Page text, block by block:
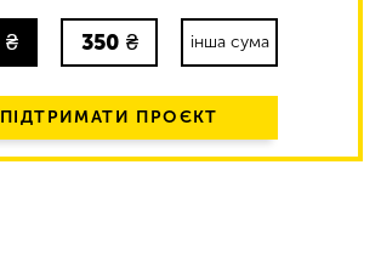
₴ 350 ₴ інша сума
ПІДТРИМАТИ ПРОЄКТ